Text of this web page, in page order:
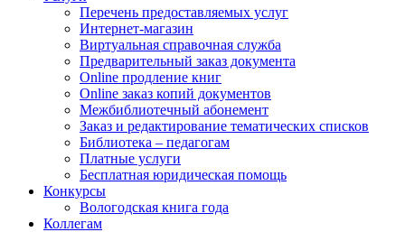
Перечень предоставляемых услуг
Интернет-магазин
Виртуальная справочная служба
Предварительный заказ документа
Online продление книг
Online заказ копий документов
Межбиблиотечный абонемент
Заказ и редактирование тематических списков
Библиотека – педагогам
Платные услуги
Бесплатная юридическая помощь
Конкурсы
Вологодская книга года
Коллегам